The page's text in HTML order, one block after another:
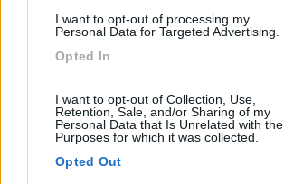
I want to opt-out of processing my
Personal Data for Targeted Advertising.
Opted In
I want to opt-out of Collection, Use,
Retention, Sale, and/or Sharing of my
Personal Data that Is Unrelated with the
Purposes for which it was collected.
Opted Out
Agriturismo La Tesa
8,2 4
Servizi / Posizione